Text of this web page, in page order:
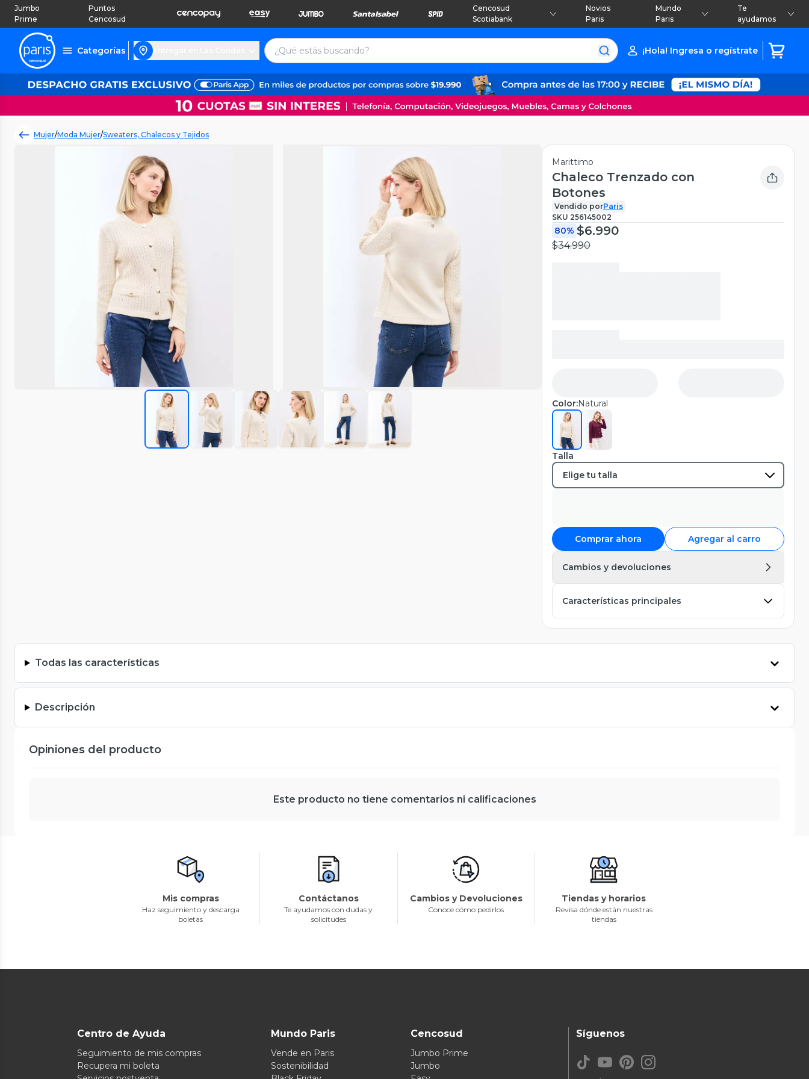
Jumbo
Prime
Puntos
Cencosud
Cencosud
Scotiabank
Novios
Paris
Mundo
Paris
Te
ayudamos
Categorías ¡Hola! Ingresa o regístrate
Mujer/Moda Mujer/Sweaters, Chalecos y Tejidos
Marittimo
Chaleco Trenzado con
Botones
Vendido porParis
SKU 256145002
80% $6.990
$34.990
Color:Natural
Talla
Comprar ahora Agregar al carro
Cambios y devoluciones
Características principales
Todas las características
Descripción
Opiniones del producto
Este producto no tiene comentarios ni calificaciones
Mis compras
Haz seguimiento y descarga
boletas
Contáctanos
Te ayudamos con dudas y
solicitudes
Cambios y Devoluciones
Conoce cómo pedirlos
Tiendas y horarios
Revisa dónde están nuestras
tiendas
Centro de Ayuda
Seguimiento de mis compras
Recupera mi boleta
Mundo Paris
Vende en Paris
Sostenibilidad
Cencosud
Jumbo Prime
Jumbo
Síguenos